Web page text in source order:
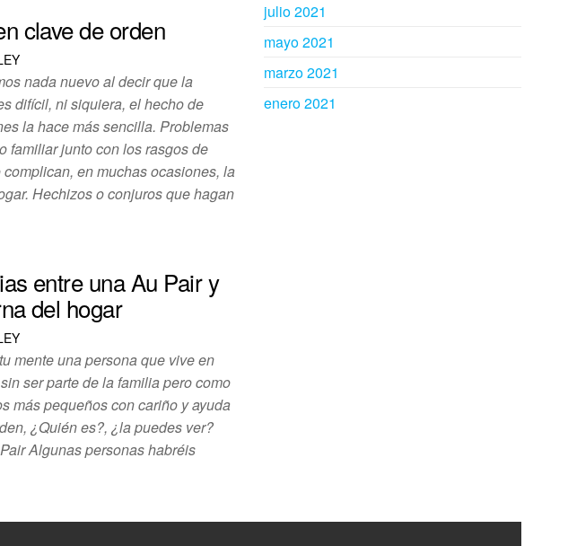
clave de orden
nada nuevo al decir que la
difícil, ni siquiera, el hecho de
la hace más sencilla. Problemas
familiar junto con los rasgos de
en muchas ocasiones, la
Hechizos o conjuros que hagan
entre una Au Pair y
del hogar
mente una persona que vive en
ser parte de la familia pero como
más pequeños con cariño y ayuda
¿Quién es?, ¿la puedes ver?
Algunas personas habréis
julio 2021
mayo 2021
marzo 2021
enero 2021